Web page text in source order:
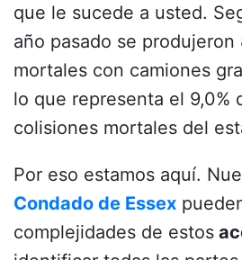
que le sucede a usted.
año pasado se
mortales con camiones
lo que representa el 9,0%
colisiones mortales del
Por eso estamos aquí.
Condado de Essex
complejidades de estos